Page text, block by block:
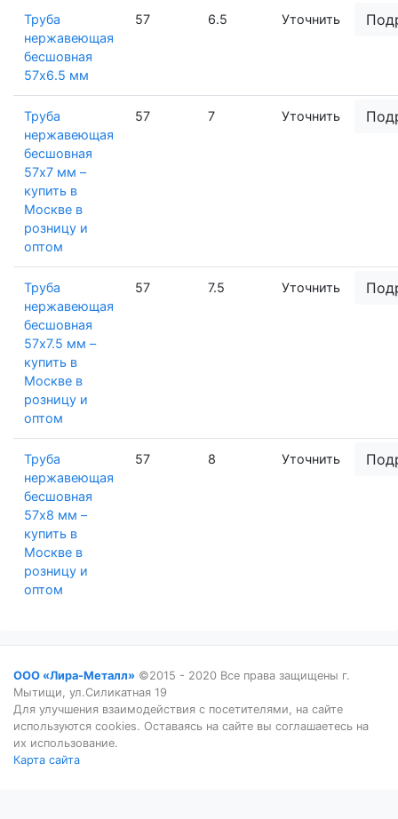
Труба
нержавеющая
бесшовная
57х6.5 мм
57 6.5 Уточнить
Труба
нержавеющая
бесшовная
57х7 мм –
купить в
Москве в
розницу и
оптом
57 7 Уточнить
Труба
нержавеющая
бесшовная
57х7.5 мм –
купить в
Москве в
розницу и
оптом
57 7.5 Уточнить
Труба
нержавеющая
бесшовная
57х8 мм –
купить в
Москве в
розницу и
оптом
57 8 Уточнить
ООО «Лира-Металл» ©2015 - 2020 Все права защищены г.
Мытищи, ул.Силикатная 19
Для улучшения взаимодействия с посетителями, на сайте
используются cookies. Оставаясь на сайте вы соглашаетесь на
их использование.
Карта сайта